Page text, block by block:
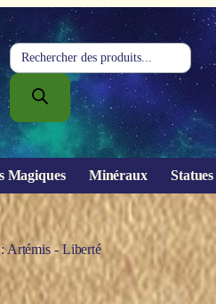
Recherche
de
produits
Magiques Minéraux Statues
Artémis - Liberté